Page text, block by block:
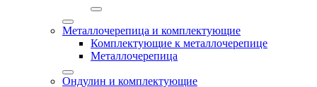
Металлочерепица и комплектующие
Комплектующие к металлочерепице
Металлочерепица
Ондулин и комплектующие